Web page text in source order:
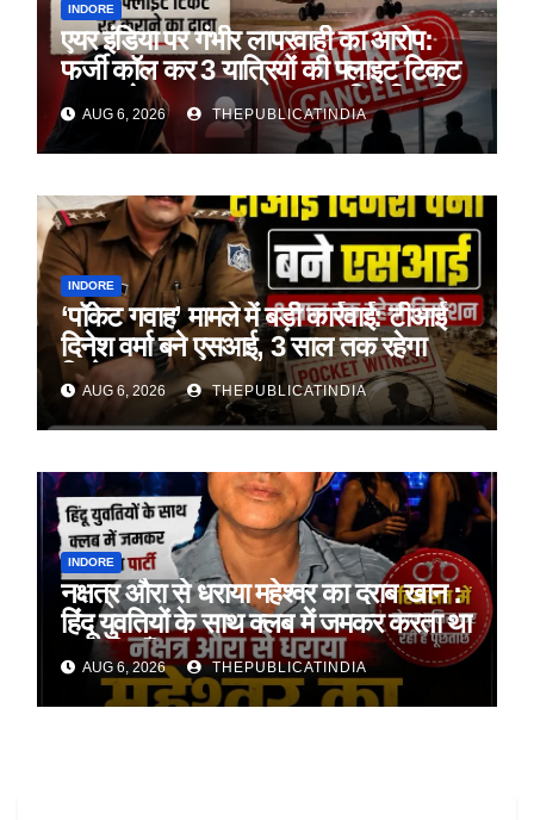
INDORE
एयर इंडिया पर गंभीर लापरवाही का आरोप:
फर्जी कॉल कर 3 यात्रियों की फ्लाइट टिकट
रद्द कराने का दावा, पहचान सत्यापित किए बिना
हुई कार्रवाई
AUG 6, 2026 THEPUBLICATINDIA
INDORE
‘पॉकेट गवाह’ मामले में बड़ी कार्रवाई: टीआई
दिनेश वर्मा बने एसआई, 3 साल तक रहेगा
डिमोशन
AUG 6, 2026 THEPUBLICATINDIA
INDORE
नक्षत्र औरा से धराया महेश्वर का दराब खान :
हिंदू युवतियों के साथ क्लब में जमकर करता था
अय्याशियाँ
AUG 6, 2026 THEPUBLICATINDIA